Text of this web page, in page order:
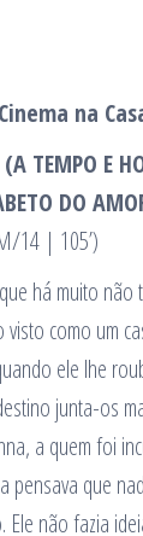
na
(A TEMPO E
DO
14 | 105’)
há muito não
visto como um
ele lhe
junta-os
a quem foi
pensava que
Ele não fazia